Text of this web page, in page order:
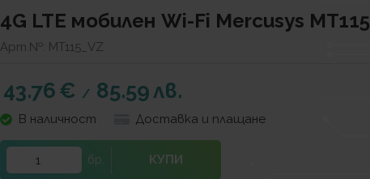
4G LTE мобилен Wi-Fi Mercusys MT115
Арт.№: MT115_VZ
43.76€ / 85.59лв.
В наличност Доставка и плащане
бр. КУПИ